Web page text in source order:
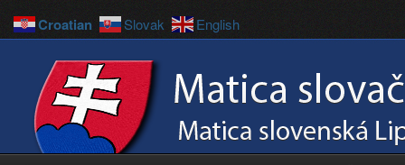
Croatian Slovak English